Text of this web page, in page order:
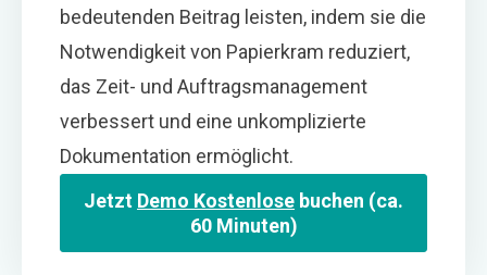
bedeutenden Beitrag leisten, indem sie die
Notwendigkeit von Papierkram reduziert,
das Zeit- und Auftragsmanagement
verbessert und eine unkomplizierte
Dokumentation ermöglicht.
Jetzt Demo Kostenlose buchen (ca.
60 Minuten)